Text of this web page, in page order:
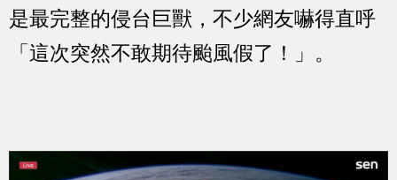
是最完整的侵台巨獸，不少網友嚇得直呼
「這次突然不敢期待颱風假了！」。